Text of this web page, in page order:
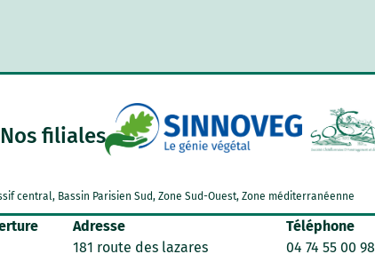
Nos filiales
central, Bassin Parisien Sud, Zone Sud-Ouest, Zone méditerranéenne
Adresse
181 route des lazares
Téléphone
04 74 55 00 98